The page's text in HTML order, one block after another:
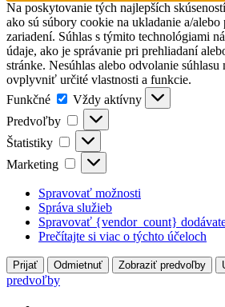
Na poskytovanie tých najlepších
ako sú súbory cookie na ukladanie a/
zariadení. Súhlas s týmito technológiami
údaje, ako je správanie pri prehliadaní
stránke. Nesúhlas alebo odvolanie súhlasu
ovplyvniť určité vlastnosti a funkcie.
Funkčné
Funkčné
Vždy aktívny
Predvoľby
Predvoľby
Štatistiky Štatistiky
Marketing Marketing
Spravovať možnosti
Správa služieb
Spravovať {vendor_count}
Prečítajte si viac o týchto účeloch
Prijať Odmietnuť Zobraziť predvoľby
predvoľby